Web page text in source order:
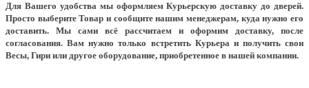
Для Вашего удобства мы оформляем Курьерскую доставку до дверей.
Просто выберите Товар и сообщите нашим менеджерам, куда нужно его
доставить. Мы сами всё рассчитаем и оформим доставку, после
согласования. Вам нужно только встретить Курьера и получить свои
Весы, Гири или другое оборудование, приобретенное в нашей компании.